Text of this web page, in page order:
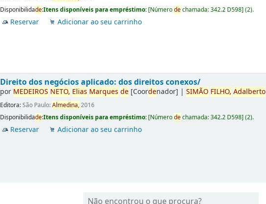
Disponibilidade:Itens disponíveis para empréstimo: [Númerodechamada:342.2 D598](2).
Reservar Adicionar ao seu carrinho
Direito dos negócios aplicado: dos direitos conexos/
por MEDEIROS NETO, Elias Marques de [Coordenador] |SIMÃO FILHO, Adalberto
Editora:São Paulo:Almedina,2016
Disponibilidade:Itens disponíveis para empréstimo: [Númerodechamada:342.2 D598](2).
Reservar Adicionar ao seu carrinho